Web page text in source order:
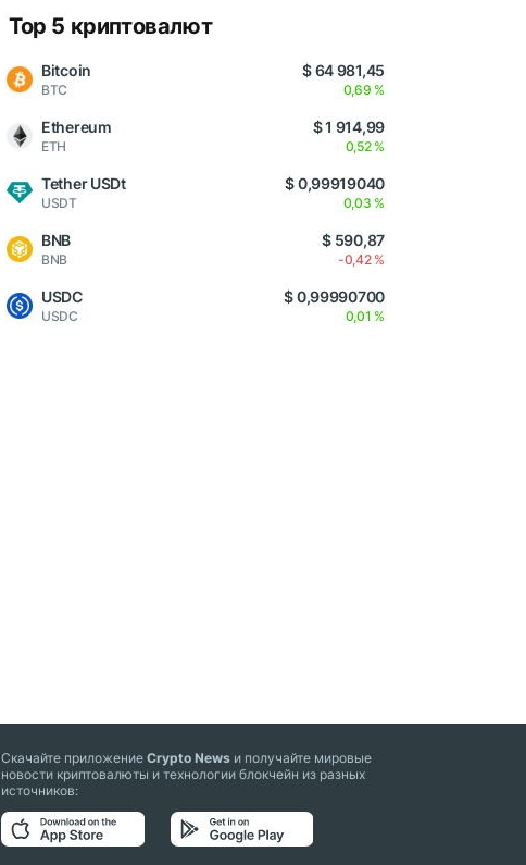
Top 5 криптовалют
Bitcoin
BTC
$ 64 981,45
0,69 %
Ethereum
ETH
$ 1 914,99
0,52 %
Tether USDt
USDT
$ 0,99919040
0,03 %
BNB
BNB
$ 590,87
-0,42 %
USDC
USDC
$ 0,99990700
0,01 %
Скачайте приложениеCrypto News и получайте мировые
новости криптовалюты и технологии блокчейн из разных
источников: